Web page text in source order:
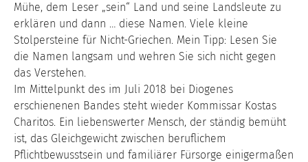
Mühe, dem Leser „sein“ Land und seine Landsleute zu
erklären und dann … diese Namen. Viele kleine
Stolpersteine für Nicht-Griechen. Mein Tipp: Lesen Sie
die Namen langsam und wehren Sie sich nicht gegen
das Verstehen.
Im Mittelpunkt des im Juli 2018 bei Diogenes
erschienenen Bandes steht wieder Kommissar Kostas
Charitos. Ein liebenswerter Mensch, der ständig bemüht
ist, das Gleichgewicht zwischen beruflichem
Pflichtbewusstsein und familiärer Fürsorge einigermaßen